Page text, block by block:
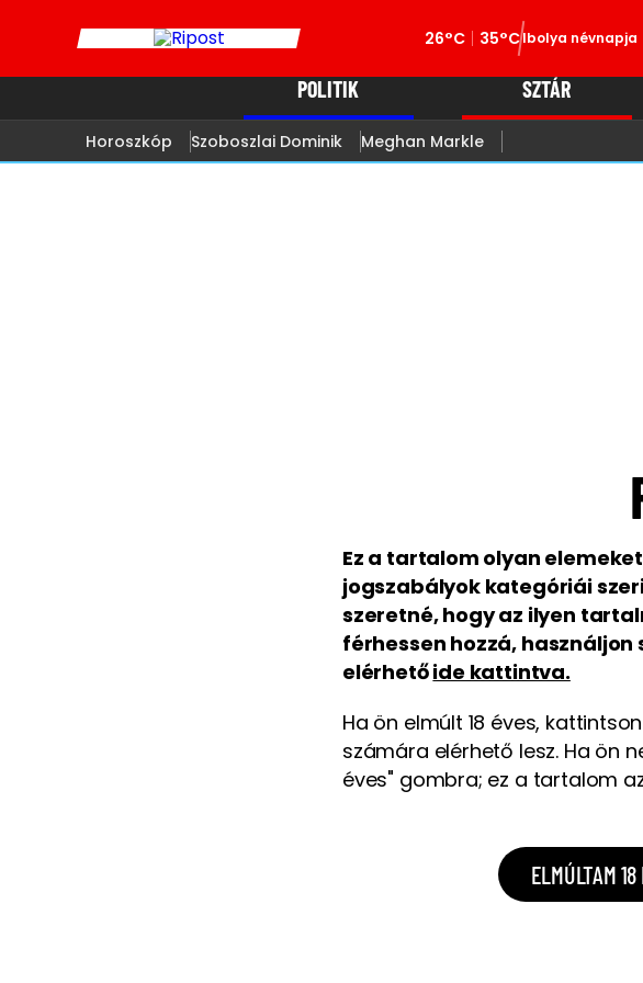
26°C 35°CIbolya névnapja
POLITIK SZTÁR
Horoszkóp Szoboszlai Dominik Meghan Markle
Ez a tartalom olyan
jogszabályok kategóriái
szeretné, hogy az ilyen
férhessen hozzá,
elérhetőide kattintva.
Ha ön elmúlt 18 éves,
számára elérhető lesz. Ha ön
éves" gombra; ez a tartalom
ELMÚLTAM 18